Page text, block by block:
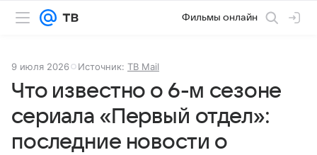
Фильмы онлайн
9 июля 2026 Источник: ТВ Mail
Что известно о 6-м сезоне
сериала «Первый отдел»:
последние новости о